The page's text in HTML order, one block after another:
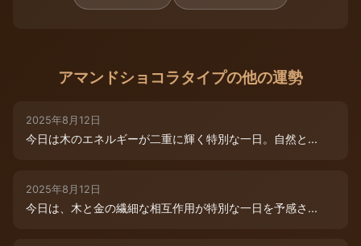
アマンドショコラタイプの他の運勢
2025年8月12日
今日は木のエネルギーが二重に輝く特別な一日。自然と...
2025年8月12日
今日は、木と金の繊細な相互作用が特別な一日を予感さ...